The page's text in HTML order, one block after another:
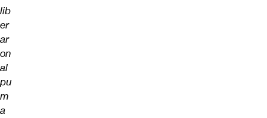
lib
er
ar
on
al
pu
m
a